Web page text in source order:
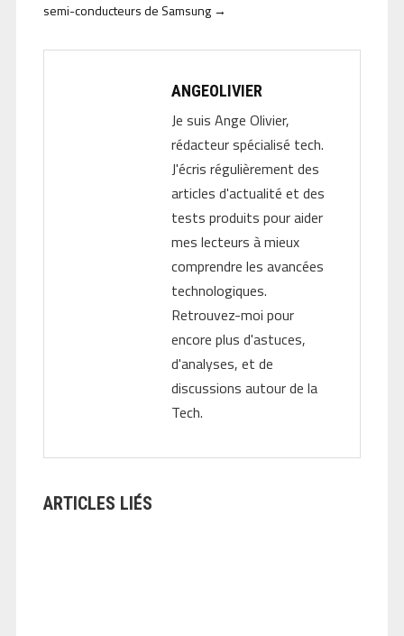
semi-conducteurs de Samsung→
ANGEOLIVIER
Je suis Ange Olivier,
rédacteur spécialisé tech.
J'écris régulièrement des
articles d'actualité et des
tests produits pour aider
mes lecteurs à mieux
comprendre les avancées
technologiques.
Retrouvez-moi pour
encore plus d'astuces,
d'analyses, et de
discussions autour de la
Tech.
ARTICLES LIÉS